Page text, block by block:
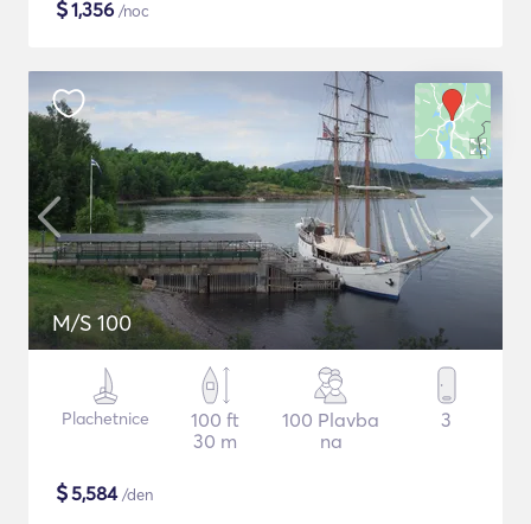
$1,356 /noc
M/S 100
Plachetnice
100 ft
30 m
100 Plavba
na
3
$5,584/den